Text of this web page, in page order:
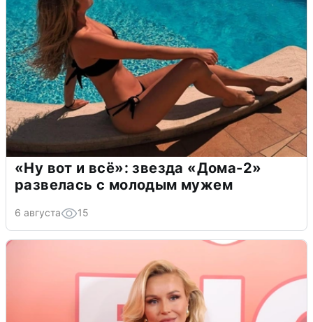
«Ну вот и всё»: звезда «Дома-2»
развелась с молодым мужем
6 августа 15